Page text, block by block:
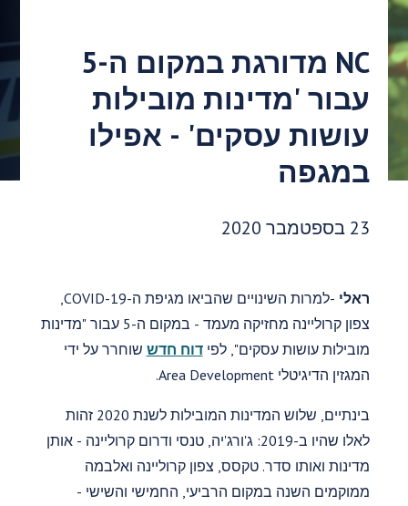
NC מדורגת במקום ה-5
עבור 'מדינות מובילות
עושות עסקים' - אפילו
במגפה
תאריך פרסום:
23 בספטמבר 2020
ראלי
צפון קרוליינה מחזיקה מעמד - במקום ה-5 עבור "מדינות
מובילות עושות עסקים", לפידוח חדש שוחרר על ידי
המגזין הדיגיטלי Area Development.
בינתיים, שלוש המדינות המובילות לשנת 2020 זהות
לאלו שהיו ב-2019: ג'ורג'יה, טנסי ודרום קרוליינה - אותן
מדינות ואותו סדר. טקסס, צפון קרוליינה ואלבמה
ממוקמים השנה במקום הרביעי, החמישי והשישי -